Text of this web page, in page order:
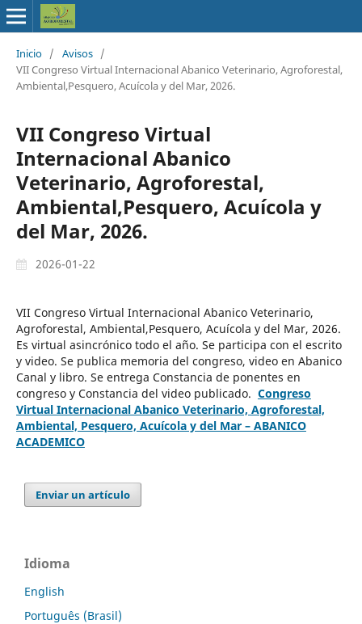
Inicio / Avisos /
VII Congreso Virtual Internacional Abanico Veterinario, Agroforestal,
Ambiental,Pesquero, Acuícola y del Mar, 2026.
VII Congreso Virtual
Internacional Abanico
Veterinario, Agroforestal,
Ambiental,Pesquero, Acuícola y
del Mar, 2026.
2026-01-22
VII Congreso Virtual Internacional Abanico Veterinario,
Agroforestal, Ambiental,Pesquero, Acuícola y del Mar, 2026.
Es virtual asincrónico todo el año. Se participa con el escrito
y video. Se publica memoria del congreso, video en Abanico
Canal y libro. Se entrega Constancia de ponentes en
congreso y Constancia del video publicado. Congreso
Virtual Internacional Abanico Veterinario, Agroforestal,
Ambiental, Pesquero, Acuícola y del Mar – ABANICO
ACADEMICO
Enviar un artículo
Idioma
English
Português (Brasil)